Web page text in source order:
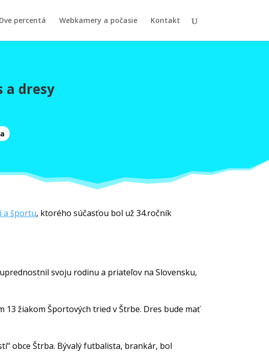
Dve percentá Webkamery a počasie Kontakt
a dresy
a športu, ktorého súčasťou bol už 34.ročník
svoju rodinu a priateľov na Slovensku,
13 žiakom Športových tried v Štrbe. Dres bude mať
obce Štrba. Bývalý futbalista, brankár, bol